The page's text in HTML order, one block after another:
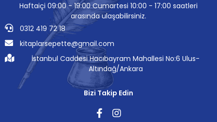
Haftaiçi 09:00 - 19:00 Cumartesi 10:00 - 17:00 saatleri
arasında ulaşabilirsiniz.
0312 419 72 18
kitaplarsepette@gmail.com
İstanbul Caddesi Hacıbayram Mahallesi No:6 Ulus-
Altındağ/Ankara
Bizi Takip Edin